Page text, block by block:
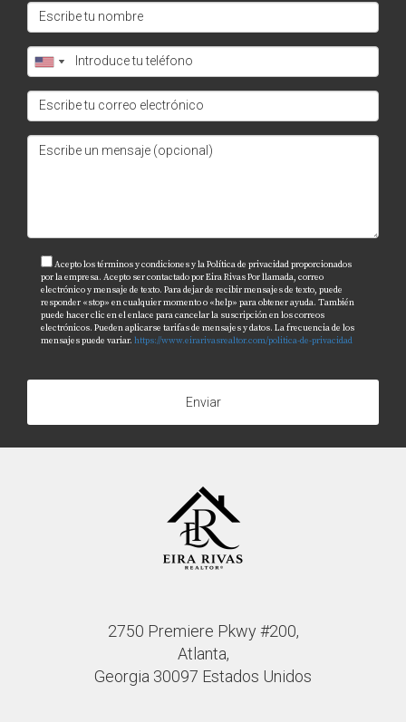
Acepto los términos y condiciones y la Política de privacidad proporcionados
por la empresa. Acepto ser contactado por Eira Rivas Por llamada, correo
electrónico y mensaje de texto. Para dejar de recibir mensajes de texto, puede
responder «stop» en cualquier momento o «help» para obtener ayuda. También
puede hacer clic en el enlace para cancelar la suscripción en los correos
electrónicos. Pueden aplicarse tarifas de mensajes y datos. La frecuencia de los
mensajes puede variar. https://www.eirarivasrealtor.com/politica-de-privacidad
Enviar
2750 Premiere Pkwy #200,
Atlanta,
Georgia 30097 Estados Unidos